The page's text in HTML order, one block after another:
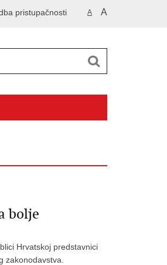
A A
pristupačnosti
bolje
Hrvatskoj predstavnici
zakonodavstva.